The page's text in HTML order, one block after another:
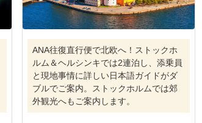
ANA往復直行便で北欧へ！ストックホ
ルム＆ヘルシンキでは2連泊し、添乗員
と現地事情に詳しい日本語ガイドがダ
ブルでご案内。ストックホルムでは郊
外観光へもご案内します。